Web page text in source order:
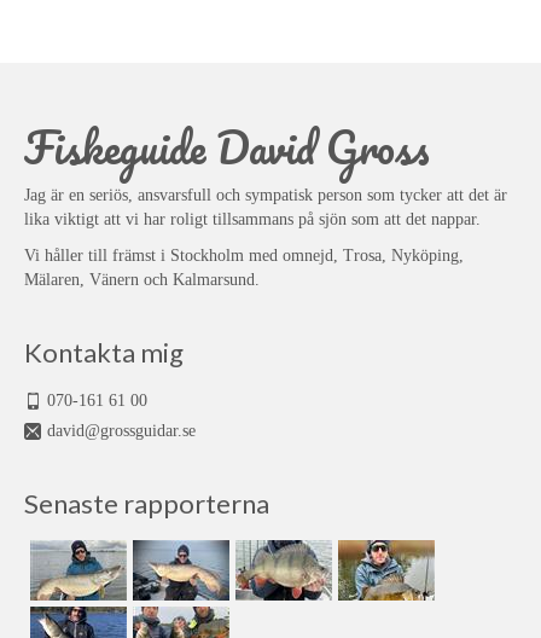
Fiskeguide David Gross
Jag är en seriös, ansvarsfull och sympatisk person som tycker att det är
lika viktigt att vi har roligt tillsammans på sjön som att det nappar.
Vi håller till främst i Stockholm med omnejd, Trosa, Nyköping,
Mälaren, Vänern och Kalmarsund.
Kontakta mig
070-161 61 00
david@grossguidar.se
Senaste rapporterna